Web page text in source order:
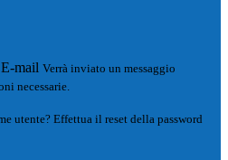
E-mail Verrà inviato un messaggio
necessarie.
utente? Effettua il reset della password